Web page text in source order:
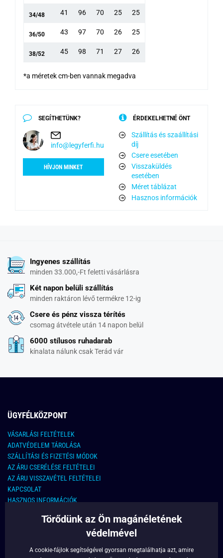
34/48 41 96 70 25 25
36/50 43 97 70 26 25
38/52 45 98 71 27 26
*a méretek cm-ben vannak megadva
SEGÍTHETÜNK?
info@legyferfi.hu
HÍVJON MINKET
ÉRDEKELHETNÉ ÖNT
Szállítás és szaállítási
díj
Csere esetében
Visszaküldés
esetében
Méret táblázat
Hasznos információk
Ingyenes szállítás
minden 33.000,-Ft feletti vásárlásra
Két napon belüli szállítás
minden raktáron lévő termékre 12-ig
Csere és pénz vissza térítés
csomag átvétele után 14 napon belül
6000 stílusos ruhadarab
kínalata nálunk csak Terád vár
ÜGYFÉLKÖZPONT
VÁSARLÁSI FELTÉTELEK
ADATVÉDELEM TÁROLÁSA
SZÁLLÍTÁSI ÉS FIZETÉSI MÓDOK
AZ ÁRU CSERÉLÉSE FELTÉTELEI
AZ ÁRU VISSZAVÉTEL FELTÉTELEI
KAPCSOLAT
HASZNOS INFORMÁCIÓK
KAPCSOLAT
info@legyferfi.hu
Törődünk az Ön magánéletének
védelmével
A cookie-fájlok segítségével gyorsan megtalálhatja azt, amire